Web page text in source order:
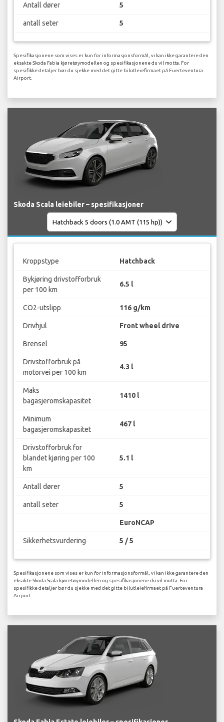
Antall dører 5
antall seter 5
Spesifikasjonene som vises er kun for informasjonsformål, vi kan ikke garantere den
eksakte Skoda Fabia kjøretøymodellen og spesifikasjonene du vil motta. For
spesifikke detaljer bør du sjekke med det gitte bilutleiefirmaet på Fuerteventura
Airport.
Skoda Scala leiebiler – spesifikasjoner
Kroppstype Hatchback
Bykjøring drivstofforbruk
per 100 km
6.5 l
CO2-utslipp 116 g/km
Drivhjul Front wheel drive
Brensel 95
Drivstofforbruk på
motorvei per 100 km
4.3 l
Maks
bagasjeromskapasitet
1410 l
Minimum
bagasjeromskapasitet
467 l
Drivstofforbruk for
blandet kjøring per 100
km
5.1 l
Antall dører 5
antall seter 5
EuroNCAP
Sikkerhetsvurdering 5 / 5
Spesifikasjonene som vises er kun for informasjonsformål, vi kan ikke garantere den
eksakte Skoda Scala kjøretøymodellen og spesifikasjonene du vil motta. For
spesifikke detaljer bør du sjekke med det gitte bilutleiefirmaet på Fuerteventura
Airport.